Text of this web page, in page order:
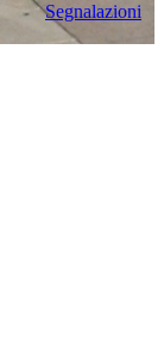
Segnalazioni